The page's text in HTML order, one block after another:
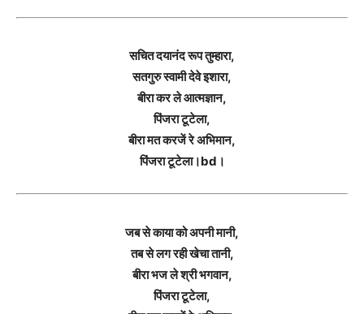
सचित दयानंद रूप तुम्हारा,
सतगुरु स्वामी देवे इशारा,
बीरा कर ले आत्मज्ञान,
पिंजरा टूटेला,
बीरा मत करजें रे अभिमान,
पिंजरा टूटेला।bd।
जब से काया को अपनी मानी,
तब से लग रही खेचा तानी,
बीरा भज ले श्री भगवान,
पिंजरा टूटेला,